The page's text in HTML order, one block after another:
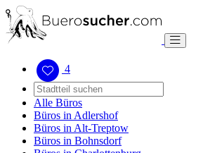
4
Alle Büros
Büros in Adlershof
Büros in Alt-Treptow
Büros in Bohnsdorf